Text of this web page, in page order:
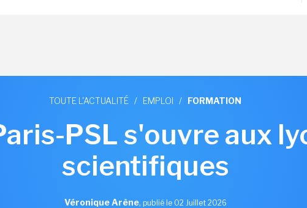
TOUTE L'ACTUALITÉ / EMPLOI / FORMATION
PSL s'ouvre aux
scientifiques
Véronique Arène, publié le 02 Juillet 2026